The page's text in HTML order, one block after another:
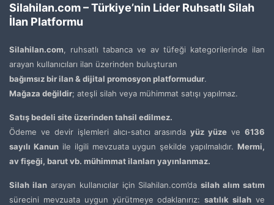
Silahilan.com – Türkiye’nin Lider Ruhsatlı Silah
İlan Platformu
Silahilan.com, ruhsatlı tabanca ve av tüfeği kategorilerinde ilan
arayan kullanıcıları ilan üzerinden buluşturan
bağımsız bir ilan & dijital promosyon platformudur.
Mağaza değildir; ateşli silah veya mühimmat satışı yapılmaz.
Satış bedeli site üzerinden tahsil edilmez.
Ödeme ve devir işlemleri alıcı-satıcı arasındayüz yüze ve6136
sayılı Kanunile ilgili mevzuata uygun şekilde yapılmalıdır. Mermi,
av fişeği, barut vb. mühimmat ilanları yayınlanmaz.
Silah ilanarayan kullanıcılar için Silahilan.com’dasilah alım satım
sürecini mevzuata uygun yürütmeye odaklanırız:satılık silah ve